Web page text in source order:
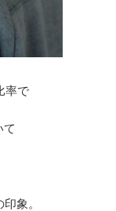
率で
て
象。